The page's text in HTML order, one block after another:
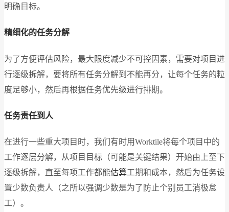
明确目标。
精细化的任务分解
为了方便评估风险，最大限度减少不可控因素，需要对项目进
行逐级拆解，要将所有任务分解到不能再分，让每个任务的粒
度足够小，然后再根据任务优先级进行排期。
任务责任到人
在进行一些重大项目时，我们有时用Worktile将每个项目中的
工作逐层分解，从项目目标（可能是关键结果）开始由上至下
逐级拆解，直至每项工作都能估算工期和成本，然后为任务设
置少数负责人（之所以强调少数是为了防止个别员工消极怠
工）。